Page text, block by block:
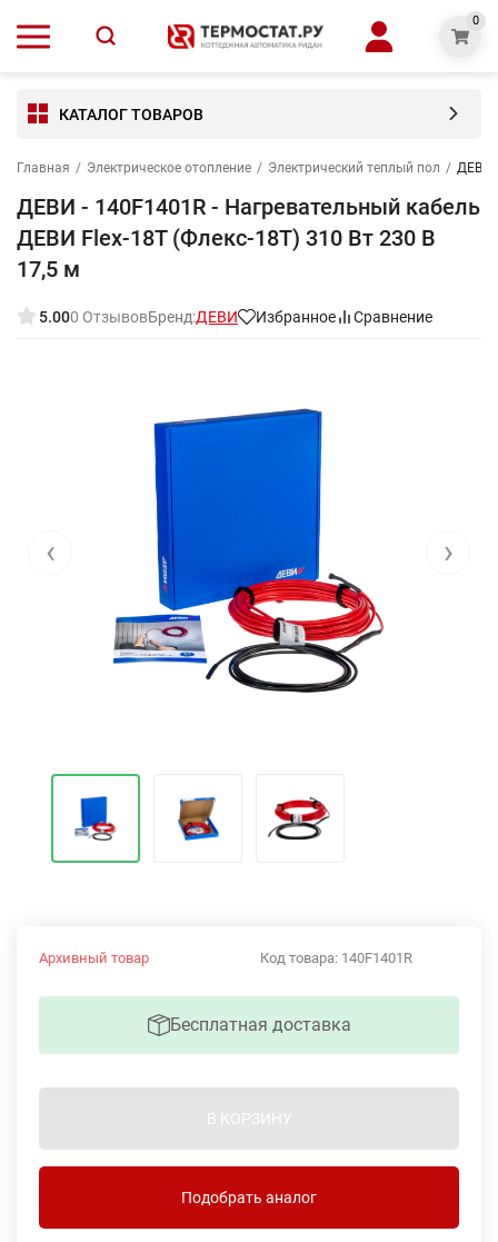
0
КАТАЛОГ ТОВАРОВ
Главная / Электрическое отопление / Электрический теплый пол / ДЕВИ
ДЕВИ - 140F1401R - Нагревательный кабель
ДЕВИ Flex-18T (Флекс-18Т) 310 Вт 230 В
17,5 м
5.000 ОтзывовБренд:ДЕВИ Избранное Сравнение
‹ ›
Код товара: 140F1401R
Архивный товар
Бесплатная доставка
В КОРЗИНУ
Подобрать аналог